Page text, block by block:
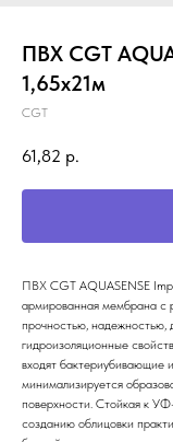
ПВХ CGT
1,65х21м
CGT
61,82 р.
ПВХ CGT AQUASENSE
армированная мембрана c
прочностью, надежностью,
гидроизоляционные
входят бактериубивающие
минимализируется
поверхности. Стойкая к
созданию облицовки